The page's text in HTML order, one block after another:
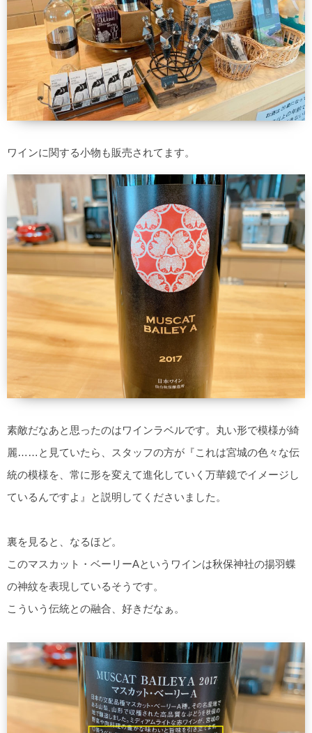
ワインに関する小物も販売されてます。
素敵だなあと思ったのはワインラベルです。丸い形で模様が綺
麗……と見ていたら、スタッフの方が『これは宮城の色々な伝
統の模様を、常に形を変えて進化していく万華鏡でイメージし
ているんですよ』と説明してくださいました。
裏を見ると、なるほど。
このマスカット・ベーリーAというワインは秋保神社の揚羽蝶
の神紋を表現しているそうです。
こういう伝統との融合、好きだなぁ。